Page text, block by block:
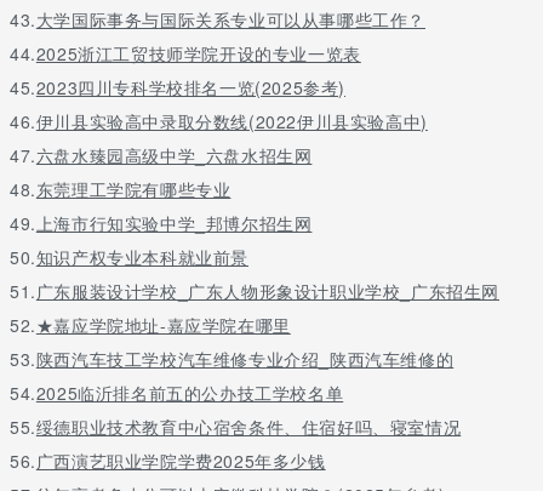
43.大学国际事务与国际关系专业可以从事哪些工作？
44.2025浙江工贸技师学院开设的专业一览表
45.2023四川专科学校排名一览(2025参考)
46.伊川县实验高中录取分数线(2022伊川县实验高中)
47.六盘水臻园高级中学_六盘水招生网
48.东莞理工学院有哪些专业
49.上海市行知实验中学_邦博尔招生网
50.知识产权专业本科就业前景
51.广东服装设计学校_广东人物形象设计职业学校_广东招生网
52.★嘉应学院地址-嘉应学院在哪里
53.陕西汽车技工学校汽车维修专业介绍_陕西汽车维修的
54.2025临沂排名前五的公办技工学校名单
55.绥德职业技术教育中心宿舍条件、住宿好吗、寝室情况
56.广西演艺职业学院学费2025年多少钱